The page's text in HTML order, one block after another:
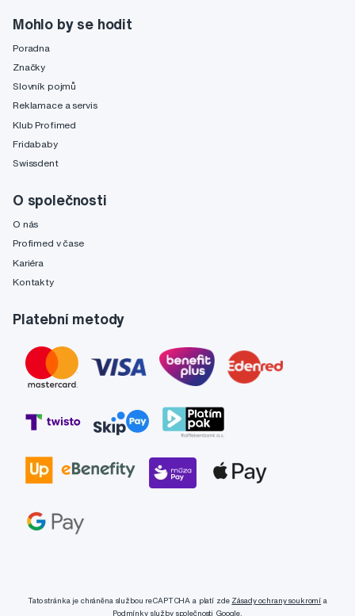
Mohlo by se hodit
Poradna
Značky
Slovník pojmů
Reklamace a servis
Klub Profimed
Fridababy
Swissdent
O společnosti
O nás
Profimed v čase
Kariéra
Kontakty
Platební metody
Tato stránka je chráněna službou reCAPTCHA a platí zde Zásady ochrany soukromí a
Podmínky službyspolečnosti Google.